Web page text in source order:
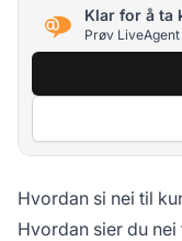
Klar for å ta
Prøv
Hvordan si nei til
Hvordan sier du